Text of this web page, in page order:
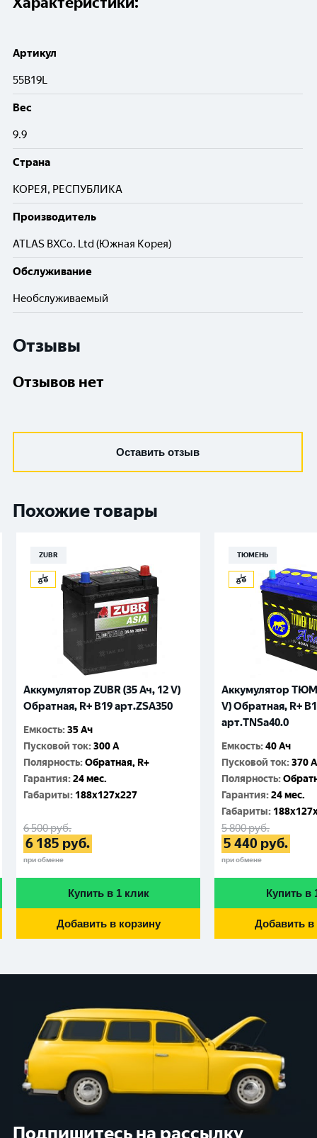
Артикул
55B19L
Вес
9.9
Cтрана
КОРЕЯ, РЕСПУБЛИКА
Производитель
ATLAS BXCo. Ltd (Южная Корея)
Обслуживание
Необслуживаемый
Отзывы
Отзывов нет
Оставить отзыв
Похожие товары
ZUBR
Аккумулятор ZUBR (35 Ач, 12 V)
Обратная, R+ B19 арт.ZSA350
Емкость:35 Ач
Пусковой ток:300 A
Полярность:Обратная, R+
Гарантия:24 мес.
Габариты: 188x127x227
6 500руб.
6 185 руб.
при обмене
Купить в 1 клик
Добавить в корзину
ТЮМЕНЬ
Аккумулятор
V) Обратная, R+
арт.TNSa40.0
Емкость:40 Ач
Пусковой ток:370 A
Полярность:
Гарантия:24 мес.
Габариты:
5 800руб.
5 440 руб.
при обмене
Купить в
Добавить в
Подпишитесь на рассылку